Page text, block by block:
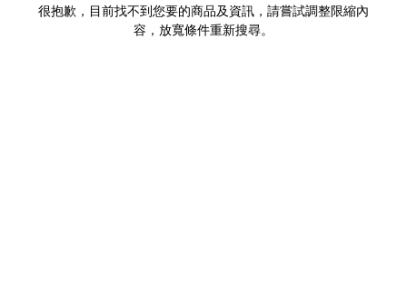
很抱歉，目前找不到您要的商品及資訊，請嘗試調整限縮內
容，放寬條件重新搜尋。